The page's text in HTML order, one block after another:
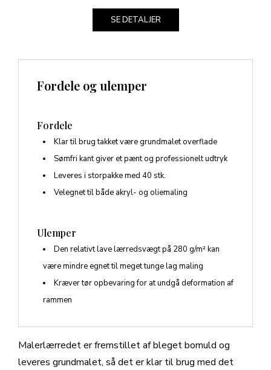
Malerlærredet er fremstillet af bleget bomuld og
leveres grundmalet, så det er klar til brug med det
Fordele og ulemper
Fordele
Klar til brug takket være grundmalet overflade
Sømfri kant giver et pænt og professionelt udtryk
Leveres i storpakke med 40 stk.
Velegnet til både akryl- og oliemaling
Ulemper
Den relativt lave lærredsvægt på 280 g/m² kan
være mindre egnet til meget tunge lag maling
Kræver tør opbevaring for at undgå deformation af
rammen
SE DETALJER